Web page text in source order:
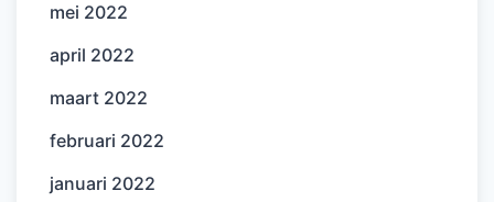
mei 2022
april 2022
maart 2022
februari 2022
januari 2022